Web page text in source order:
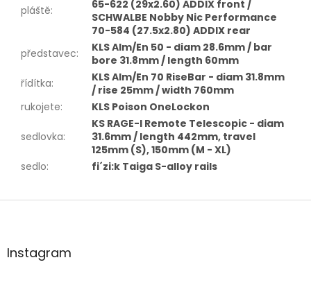
pláště:
65-622 (29x2.60) ADDIX front /
SCHWALBE Nobby Nic Performance
70-584 (27.5x2.80) ADDIX rear
představec:
KLS Alm/En 50 - diam 28.6mm / bar
bore 31.8mm / length 60mm
řídítka:
KLS Alm/En 70 RiseBar - diam 31.8mm
/ rise 25mm / width 760mm
rukojete: KLS Poison OneLockon
sedlovka:
KS RAGE-I Remote Telescopic - diam
31.6mm / length 442mm, travel
125mm (S), 150mm (M - XL)
sedlo: fi´zi:k Taiga S-alloy rails
Z
aInstagram